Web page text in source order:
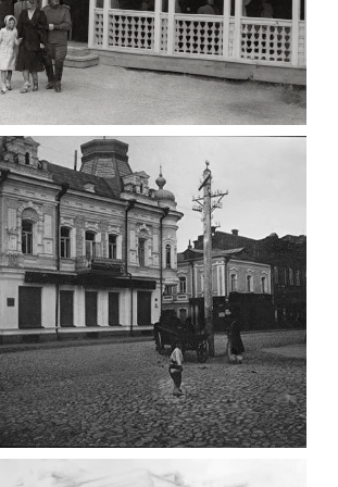
МОРОЗИВА ЖИТОМИР 1947
Фото Житомир (1945-
1960)
Leave a comment
1905 ВУЛ.
СКОРУЛЬСЬКОГО
Фото Житомира період